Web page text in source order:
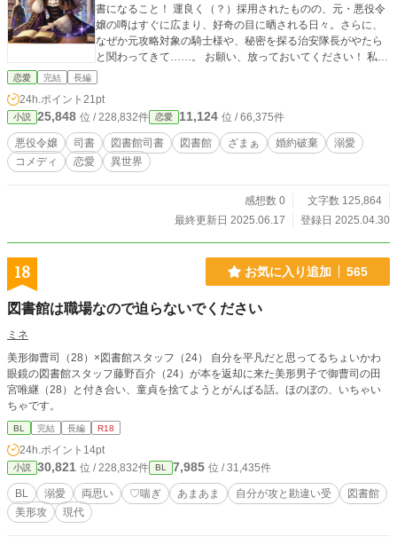
書になること！ 運良く（？）採用されたものの、元・悪役令
嬢の噂はすぐに広まり、好奇の目に晒される日々。さらに、
なぜか元攻略対象の騎士様や、秘密を探る治安隊長がやたら
と関わってきて……。 お願い、放っておいてください！ 私は
ただ、静かに本が読みたいだけなんです！ 本好き元悪役令嬢
記！
恋愛 完結 長編
24h.ポイント 21pt
小説 25,848 位 / 228,832件 恋愛 11,124 位 / 66,375件
悪役令嬢 司書 図書館司書 図書館 ざまぁ 婚約破棄
溺愛
コメディ
恋愛 異世界
感想数 0
文字数 125,864
最終更新日 2025.06.17
登録日 2025.04.30
18 お気に入り追加 565
図書館は職場なので迫らないでください
ミネ
美形御曹司（28）×図書館スタッフ（24） 自分を平凡だと思ってるちょいかわ
眼鏡の図書館スタッフ藤野百介（24）が本を返却に来た美形男子で御曹司の田
宮唯継（28）と付き合い、童貞を捨てようとがんばる話。ほのぼの、いちゃい
ちゃです。
BL 完結 長編 R18
24h.ポイント 14pt
小説 30,821 位 / 228,832件 BL 7,985 位 / 31,435件
BL 溺愛 両思い ♡喘ぎ あまあま 自分が攻と勘違い受
図書館
美形攻
現代